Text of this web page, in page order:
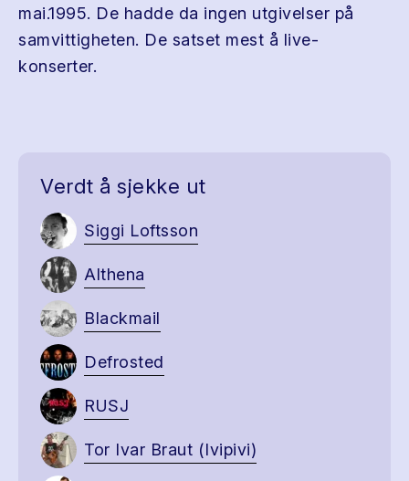
mai.1995. De hadde da ingen utgivelser på
samvittigheten. De satset mest å live-
konserter.
Verdt å sjekke ut
Siggi Loftsson
Althena
Blackmail
Defrosted
RUSJ
Tor Ivar Braut (Ivipivi)